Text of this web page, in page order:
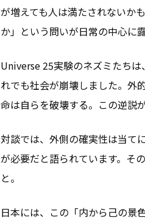
が増えても人は満たされないか
か」という問いが日常の中心に
Universe 25実験のネズミたち
れでも社会が崩壊しました。外
命は自らを破壊する。この逆説
対談では、外側の確実性は当て
が必要だと語られています。そ
と。
日本には、この「内から己の景